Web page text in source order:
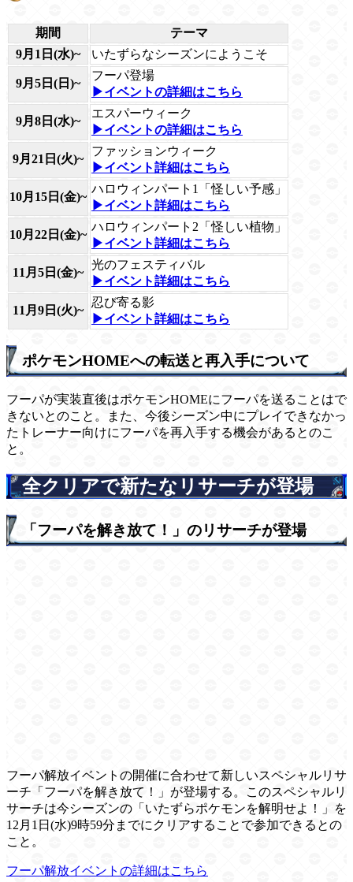
期間
テーマ
9月1日(水)~
いたずらなシーズンにようこそ
9月5日(日)~
フーパ登場
▶イベントの詳細はこちら
9月8日(水)~
エスパーウィーク
▶イベントの詳細はこちら
9月21日(火)~
ファッションウィーク
▶イベント詳細はこちら
10月15日(金)~
ハロウィンパート1「怪しい予感」
▶イベント詳細はこちら
10月22日(金)~
ハロウィンパート2「怪しい植物」
▶イベント詳細はこちら
11月5日(金)~
光のフェスティバル
▶イベント詳細はこちら
11月9日(火)~
忍び寄る影
▶イベント詳細はこちら
ポケモンHOMEへの転送と再入手について
フーパが実装直後はポケモンHOMEにフーパを送ることはで
きないとのこと。また、今後シーズン中にプレイできなかっ
たトレーナー向けにフーパを再入手する機会があるとのこ
と。
全クリアで新たなリサーチが登場
「フーパを解き放て！」のリサーチが登場
フーパ解放イベントの開催に合わせて新しいスペシャルリサ
ーチ「フーパを解き放て！」が登場する。このスペシャルリ
サーチは今シーズンの「いたずらポケモンを解明せよ！」を
12月1日(水)9時59分までにクリアすることで参加できるとの
こと。
フーパ解放イベントの詳細はこちら